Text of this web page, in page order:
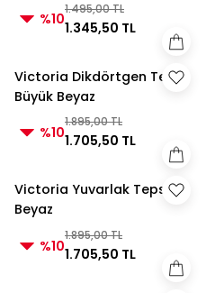
%10
1.495,00 TL
1.345,50 TL
Victoria Dikdörtgen Tepsi
Büyük Beyaz
%10
1.895,00 TL
1.705,50 TL
Victoria Yuvarlak Tepsi
Beyaz
%10
1.895,00 TL
1.705,50 TL